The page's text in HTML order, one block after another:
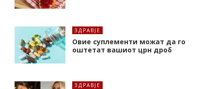
ЗДРАВЈЕ
Oвие суплементи можат да го
оштетат вашиот црн дроб
ЗДРАВЈЕ